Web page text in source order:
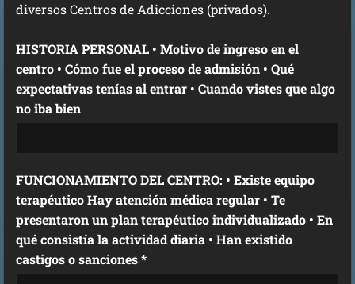
diversos Centros de Adicciones (privados).
HISTORIA PERSONAL • Motivo de ingreso en el
centro • Cómo fue el proceso de admisión • Qué
expectativas tenías al entrar • Cuando vistes que algo
no iba bien
FUNCIONAMIENTO DEL CENTRO: • Existe equipo
terapéutico Hay atención médica regular • Te
presentaron un plan terapéutico individualizado • En
qué consistía la actividad diaria • Han existido
castigos o sanciones *